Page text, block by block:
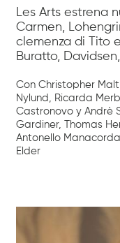
Les Arts estrena
Carmen,
clemenza di Tito
Buratto,
Con Christopher
Nylund, Ricarda
Castronovo y Andrè
Gardiner, Thomas
Antonello
Elder